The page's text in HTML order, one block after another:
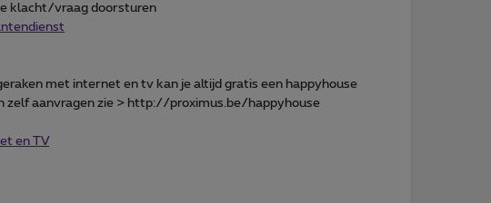
klacht/vraag doorsturen
met internet en tv kan je altijd gratis een happyhouse
zelf aanvragen zie > http://proximus.be/happyhouse
en TV